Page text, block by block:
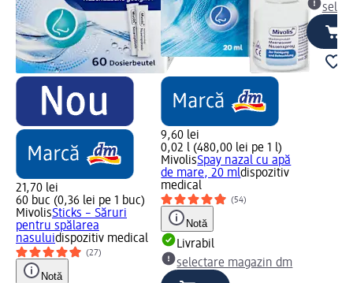
21,70 lei
60 buc (0,36 lei pe 1 buc)
MivolisSticks – Săruri
pentru spălarea
nasuluidispozitiv medical
(27)
Notă
9,60 lei
0,02 l (480,00 lei pe 1 l)
MivolisSpay nazal cu apă
de mare, 20 mldispozitiv
medical
(54)
Notă
Livrabil
selectare magazin dm